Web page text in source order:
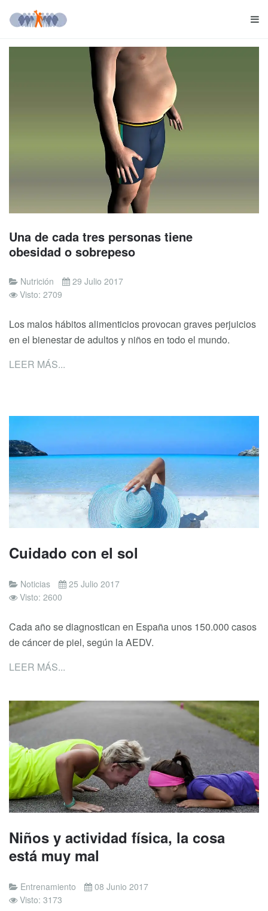
Una de cada tres personas tiene
obesidad o sobrepeso
Nutrición
29 Julio 2017
Visto: 2709
Los malos hábitos alimenticios provocan graves perjuicios
en el bienestar de adultos y niños en todo el mundo.
LEER MÁS...
Cuidado con el sol
Noticias
25 Julio 2017
Visto: 2600
Cada año se diagnostican en España unos 150.000 casos
de cáncer de piel, según la AEDV.
LEER MÁS...
Niños y actividad física, la cosa
está muy mal
Entrenamiento
08 Junio 2017
Visto: 3173